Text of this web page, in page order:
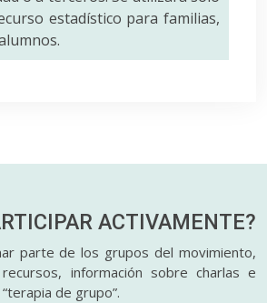
estadístico para familias,
ACTIVAMENTE?
parte de los grupos del movimiento,
información sobre charlas e
de grupo”.